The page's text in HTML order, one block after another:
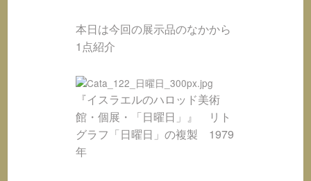
本日は今回の展示品のなかから
1点紹介
『イスラエルのハロッド美術
館・個展・「日曜日」』 リト
グラフ「日曜日」の複製 1979
年